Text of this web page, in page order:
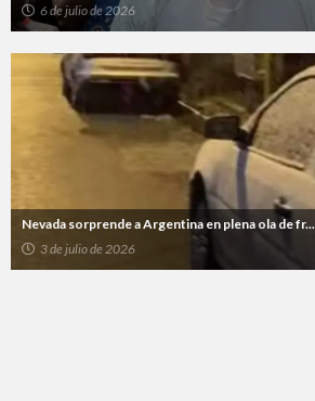
6 de julio de 2026
Nevada sorprende a Argentina en plena ola de fr...
3 de julio de 2026